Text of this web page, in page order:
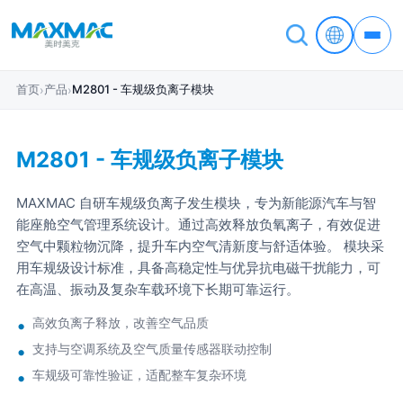
首页›产品›M2801 - 车规级负离子模块
M2801 - 车规级负离子模块
MAXMAC 自研车规级负离子发生模块，专为新能源汽车与智
能座舱空气管理系统设计。通过高效释放负氧离子，有效促进
空气中颗粒物沉降，提升车内空气清新度与舒适体验。 模块采
用车规级设计标准，具备高稳定性与优异抗电磁干扰能力，可
在高温、振动及复杂车载环境下长期可靠运行。
高效负离子释放，改善空气品质
支持与空调系统及空气质量传感器联动控制
车规级可靠性验证，适配整车复杂环境